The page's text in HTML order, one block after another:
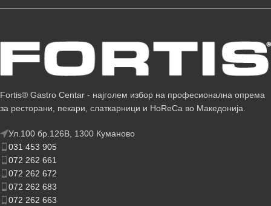
Fortis® Gastro Centar - најголем избор на професионална опрема
за ресторани, пекари, слаткарници и HoReCa во Македонија.
Ул.100 бр.126В, 1300 Куманово
031 453 905
072 262 661
072 262 672
072 262 683
072 262 663